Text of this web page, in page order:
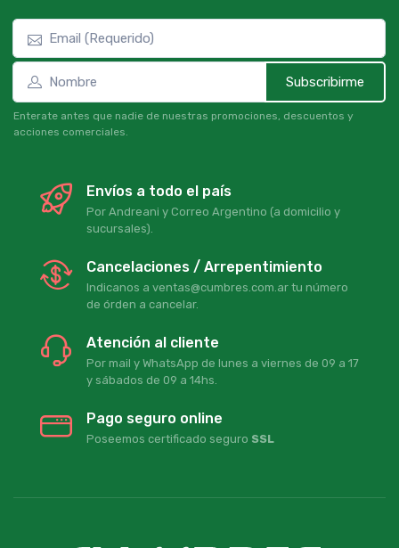
Subscribirme
Enterate antes que nadie de nuestras promociones, descuentos y
acciones comerciales.
Envíos a todo el país
Por Andreani y Correo Argentino (a domicilio y
sucursales).
Cancelaciones / Arrepentimiento
Indicanos a ventas@cumbres.com.ar tu número
de órden a cancelar.
Atención al cliente
Por mail y WhatsApp de lunes a viernes de 09 a 17
y sábados de 09 a 14hs.
Pago seguro online
Poseemos certificado seguro SSL